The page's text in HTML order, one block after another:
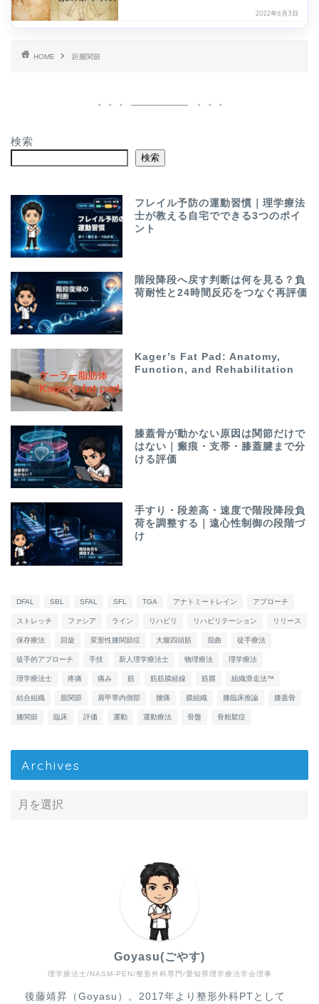
2022年6月3日
HOME 距腿関節
検索
検索
フレイル予防の運動習慣｜理学療法
士が教える自宅でできる3つのポイ
ント
階段降段へ戻す判断は何を見る？負
荷耐性と24時間反応をつなぐ再評価
Kager’s Fat Pad: Anatomy,
Function, and Rehabilitation
膝蓋骨が動かない原因は関節だけで
はない｜瘢痕・支帯・膝蓋腱まで分
ける評価
手すり・段差高・速度で階段降段負
荷を調整する｜遠心性制御の段階づ
け
DFAL SBL SFAL SFL TGA アナトミートレイン アプローチ
ストレッチ ファシア ライン リハビリ リハビリテーション リリース
保存療法 回旋 変形性膝関節症 大腿四頭筋 屈曲 徒手療法
徒手的アプローチ 手技 新人理学療法士 物理療法 理学療法
理学療法士 疼痛 痛み 筋 筋筋膜経線 筋膜 組織滑走法™
結合組織 股関節 肩甲帯内側部 腰痛 膜組織 膝臨床推論 膝蓋骨
膝関節 臨床 評価 運動 運動療法 骨盤 骨粗鬆症
Archives
理学療法士/NASM-PEN/整形外科専門/愛知県理学療法学会理事
Goyasu(ごやす)
後藤靖昇（Goyasu）。2017年より整形外科PTとして